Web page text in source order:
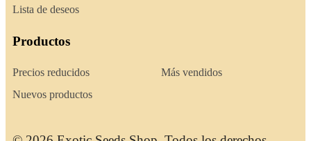
Lista de deseos
Productos
Precios reducidos
Nuevos productos
Más vendidos